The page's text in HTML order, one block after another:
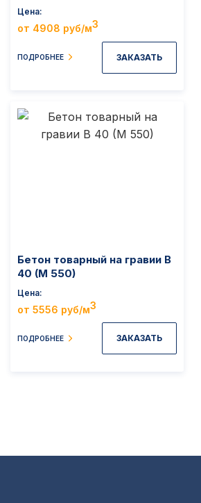
Цена
от 4908 руб/м3
ПОДРОБНЕЕ ЗАКАЗАТЬ
Бетон товарный на гравии B
40 (M 550)
Цена
от 5556 руб/м3
ПОДРОБНЕЕ ЗАКАЗАТЬ